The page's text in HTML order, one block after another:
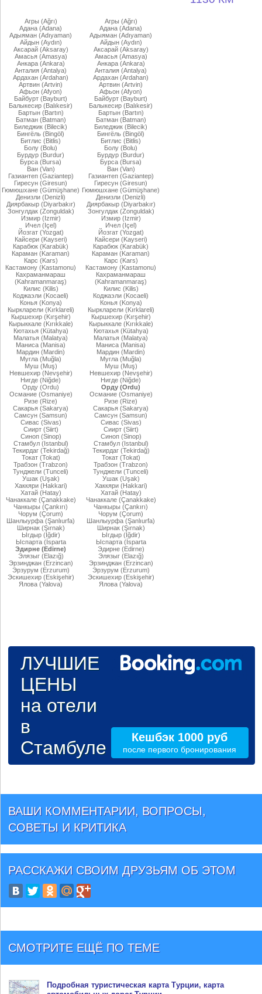
Агры (Ağrı)
Адана (Adana)
Адыяман (Adıyaman)
Айдын (Aydın)
Аксарай (Aksaray)
Амасья (Amasya)
Анкара (Ankara)
Анталия (Antalya)
Ардахан (Ardahan)
Артвин (Artvin)
Афьон (Afyon)
Байбурт (Bayburt)
Балыкесир (Balıkesir)
Бартын (Bartın)
Батман (Batman)
Биледжик (Bilecik)
Бингёль (Bingöl)
Битлис (Bitlis)
Болу (Bolu)
Бурдур (Burdur)
Бурса (Bursa)
Ван (Van)
Газиантеп (Gaziantep)
Гиресун (Giresun)
Гюмюшхане (Gümüşhane)
Денизли (Denizli)
Диярбакыр (Diyarbakır)
Зонгулдак (Zonguldak)
Измир (Izmir)
Ичел (Içel)
Йозгат (Yozgat)
Кайсери (Kayseri)
Карабюк (Karabük)
Караман (Karaman)
Карс (Kars)
Кастамону (Kastamonu)
Кахраманмараш
(Kahramanmaraş)
Килис (Kilis)
Коджаэли (Kocaeli)
Конья (Konya)
Кыркларели (Kırklareli)
Кыршехир (Kırşehir)
Кырыккале (Kırıkkale)
Кютахья (Kütahya)
Малатья (Malatya)
Маниса (Manisa)
Мардин (Mardin)
Мугла (Muğla)
Муш (Muş)
Невшехир (Nevşehir)
Нигде (Niğde)
Орду (Ordu)
Османие (Osmaniye)
Ризе (Rize)
Сакарья (Sakarya)
Самсун (Samsun)
Сивас (Sivas)
Сиирт (Siirt)
Синоп (Sinop)
Стамбул (Istanbul)
Текирдаг (Tekirdağ)
Токат (Tokat)
Трабзон (Trabzon)
Тунджели (Tunceli)
Ушак (Uşak)
Хаккяри (Hakkari)
Хатай (Hatay)
Чанаккале (Çanakkake)
Чанкыры (Çankırı)
Чорум (Çorum)
Шанлыурфа (Şanlıurfa)
Ширнак (Şırnak)
Ыгдыр (Iğdir)
Ыспарта (İsparta
Эдирне (Edirne)
Элязыг (Elazığ)
Эрзинджан (Erzincan)
Эрзурум (Erzurum)
Эскишехир (Eskişehir)
Ялова (Yalova)
Агры (Ağrı)
Адана (Adana)
Адыяман (Adıyaman)
Айдын (Aydın)
Аксарай (Aksaray)
Амасья (Amasya)
Анкара (Ankara)
Анталия (Antalya)
Ардахан (Ardahan)
Артвин (Artvin)
Афьон (Afyon)
Байбурт (Bayburt)
Балыкесир (Balıkesir)
Бартын (Bartın)
Батман (Batman)
Биледжик (Bilecik)
Бингёль (Bingöl)
Битлис (Bitlis)
Болу (Bolu)
Бурдур (Burdur)
Бурса (Bursa)
Ван (Van)
Газиантеп (Gaziantep)
Гиресун (Giresun)
Гюмюшхане (Gümüşhane)
Денизли (Denizli)
Диярбакыр (Diyarbakır)
Зонгулдак (Zonguldak)
Измир (Izmir)
Ичел (Içel)
Йозгат (Yozgat)
Кайсери (Kayseri)
Карабюк (Karabük)
Караман (Karaman)
Карс (Kars)
Кастамону (Kastamonu)
Кахраманмараш
(Kahramanmaraş)
Килис (Kilis)
Коджаэли (Kocaeli)
Конья (Konya)
Кыркларели (Kırklareli)
Кыршехир (Kırşehir)
Кырыккале (Kırıkkale)
Кютахья (Kütahya)
Малатья (Malatya)
Маниса (Manisa)
Мардин (Mardin)
Мугла (Muğla)
Муш (Muş)
Невшехир (Nevşehir)
Нигде (Niğde)
Орду (Ordu)
Османие (Osmaniye)
Ризе (Rize)
Сакарья (Sakarya)
Самсун (Samsun)
Сивас (Sivas)
Сиирт (Siirt)
Синоп (Sinop)
Стамбул (Istanbul)
Текирдаг (Tekirdağ)
Токат (Tokat)
Трабзон (Trabzon)
Тунджели (Tunceli)
Ушак (Uşak)
Хаккяри (Hakkari)
Хатай (Hatay)
Чанаккале (Çanakkake)
Чанкыры (Çankırı)
Чорум (Çorum)
Шанлыурфа (Şanlıurfa)
Ширнак (Şırnak)
Ыгдыр (Iğdir)
Ыспарта (İsparta
Эдирне (Edirne)
Элязыг (Elazığ)
Эрзинджан (Erzincan)
Эрзурум (Erzurum)
Эскишехир (Eskişehir)
Ялова (Yalova)
ЛУЧШИЕ
ЦЕНЫ
на отели
в
Стамбуле
Кешбэк 1000 руб
после первого бронирования
ВАШИ КОММЕНТАРИИ, ВОПРОСЫ,
СОВЕТЫ И КРИТИКА
РАССКАЖИ СВОИМ ДРУЗЬЯМ ОБ ЭТОМ
СМОТРИТЕ ЕЩЁ ПО ТЕМЕ
Подробная туристическая карта Турции, карта